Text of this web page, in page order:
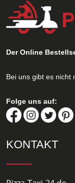
Der Online
Bei uns gibt es nicht
Folge uns auf:
KONTAKT